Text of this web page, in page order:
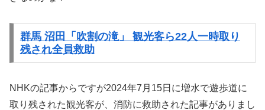
群馬 沼田「吹割の滝」 観光客ら22人一時取り
残され全員救助
NHKの記事からですが2024年7月15日に増水で遊歩道に
取り残された観光客が、消防に救助された記事がありまし